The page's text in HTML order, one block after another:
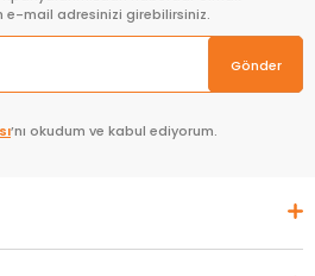
e-mail adresinizi girebilirsiniz.
Gönder
’nı okudum ve kabul ediyorum.